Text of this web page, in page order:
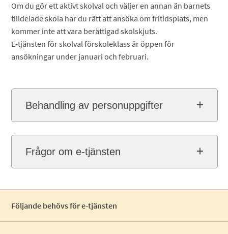
Om du gör ett aktivt skolval och väljer en annan än barnets
tilldelade skola har du rätt att ansöka om fritidsplats, men
kommer inte att vara berättigad skolskjuts.
E-tjänsten för skolval förskoleklass är öppen för
ansökningar under januari och februari.
Behandling av personuppgifter
Frågor om e-tjänsten
Följande behövs för e-tjänsten